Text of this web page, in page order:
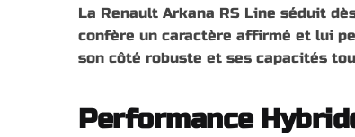
La Renault Arkana RS Line séduit
confère un caractère affirmé et lui
son côté robuste et ses capacités
Performance